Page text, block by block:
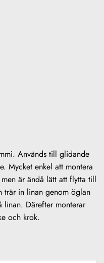
Används till glidande
Mycket enkel att montera
är ändå lätt att flytta till
trär in linan genom öglan
linan. Därefter monterar
och krok.